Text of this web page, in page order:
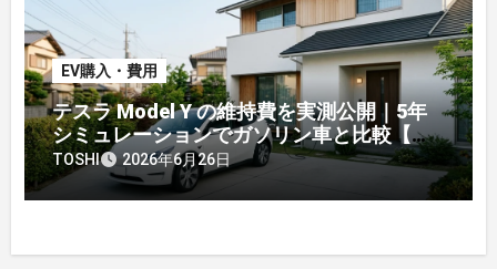
EV購入・費用
テスラ Model Y の維持費を実測公開｜5年
シミュレーションでガソリン車と比較【オ
ーナー】
TOSHI 2026年6月26日